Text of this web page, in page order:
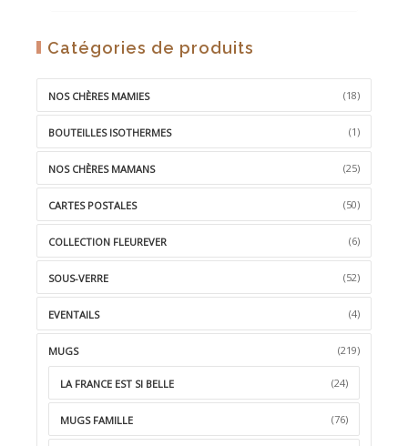
14,90 €.10,00 €.
Catégories de produits
NOS CHÈRES MAMIES (18)
BOUTEILLES ISOTHERMES (1)
NOS CHÈRES MAMANS (25)
CARTES POSTALES (50)
COLLECTION FLEUREVER (6)
SOUS-VERRE (52)
EVENTAILS (4)
MUGS (219)
LA FRANCE EST SI BELLE (24)
MUGS FAMILLE (76)